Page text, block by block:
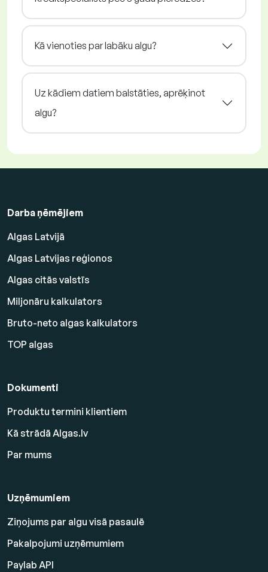
Kā vienoties par labāku algu?
Uz kādiem datiem balstāties, aprēķinot
algu?
Darba ņēmējiem
Algas Latvijā
Algas Latvijas reģionos
Algas citās valstīs
Miljonāru kalkulators
Bruto-neto algas kalkulators
TOP algas
Dokumenti
Produktu termini klientiem
Kā strādā Algas.lv
Par mums
Uzņēmumiem
Ziņojums par algu visā pasaulē
Pakalpojumi uzņēmumiem
Paylab API